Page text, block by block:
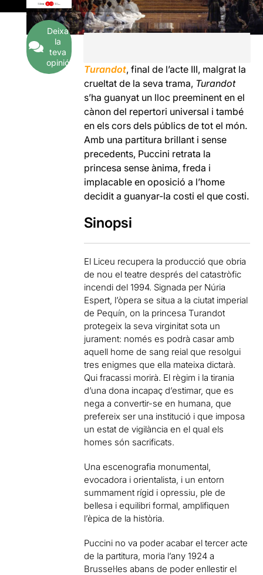
Deixa
la
teva
opinió
Turandot, final de l’acte III, malgrat la
crueltat de la seva trama, Turandot
s’ha guanyat un lloc preeminent en el
cànon del repertori universal i també
en els cors dels públics de tot el món.
Amb una partitura brillant i sense
precedents, Puccini retrata la
princesa sense ànima, freda i
implacable en oposició a l’home
decidit a guanyar-la costi el que costi.
Sinopsi
El Liceu recupera la producció que obria
de nou el teatre després del catastròfic
incendi del 1994. Signada per Núria
Espert, l’òpera se situa a la ciutat imperial
de Pequín, on la princesa Turandot
protegeix la seva virginitat sota un
jurament: només es podrà casar amb
aquell home de sang reial que resolgui
tres enigmes que ella mateixa dictarà.
Qui fracassi morirà. El règim i la tirania
d’una dona incapaç d’estimar, que es
nega a convertir-se en humana, que
prefereix ser una institució i que imposa
un estat de vigilància en el qual els
homes són sacrificats.
Una escenografia monumental,
evocadora i orientalista, i un entorn
summament rígid i opressiu, ple de
bellesa i equilibri formal, amplifiquen
l’èpica de la història.
Puccini no va poder acabar el tercer acte
de la partitura, moria l’any 1924 a
Brussel·les abans de poder enllestir el